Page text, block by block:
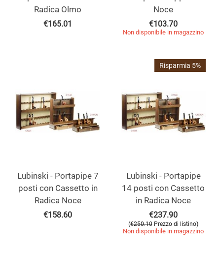
Radica Olmo
€165.01
Noce
€103.70
Non disponibile in magazzino
Lubinski - Portapipe 7
posti con Cassetto in
Radica Noce
€158.60
Risparmia 5%
Lubinski - Portapipe
14 posti con Cassetto
in Radica Noce
€237.90
(€250.10 Prezzo di listino)
Non disponibile in magazzino